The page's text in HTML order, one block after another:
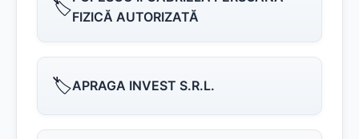
🏷️FIZICĂ AUTORIZATĂ
🏷️APRAGA INVEST S.R.L.